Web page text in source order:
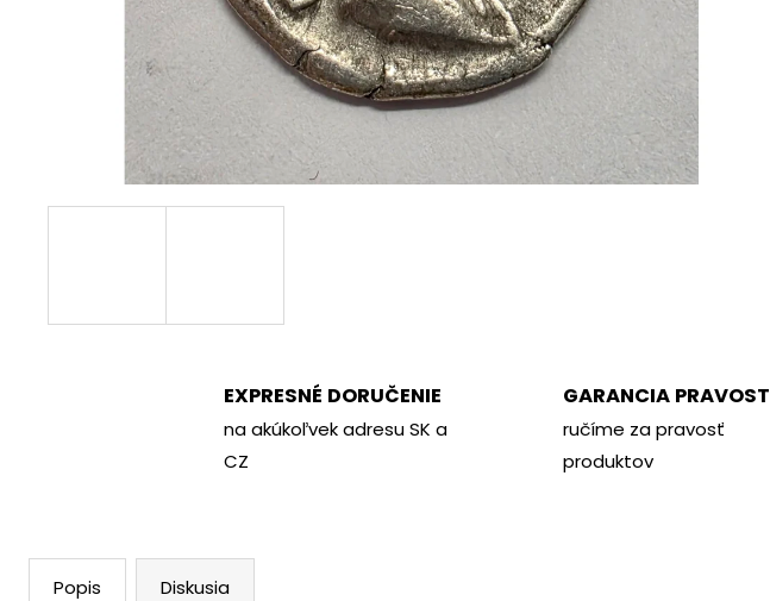
EXPRESNÉ DORUČENIE
na akúkoľvek adresu SK a
CZ
GARANCIA
ručíme za pravosť
produktov
Popis Diskusia
€70
€350